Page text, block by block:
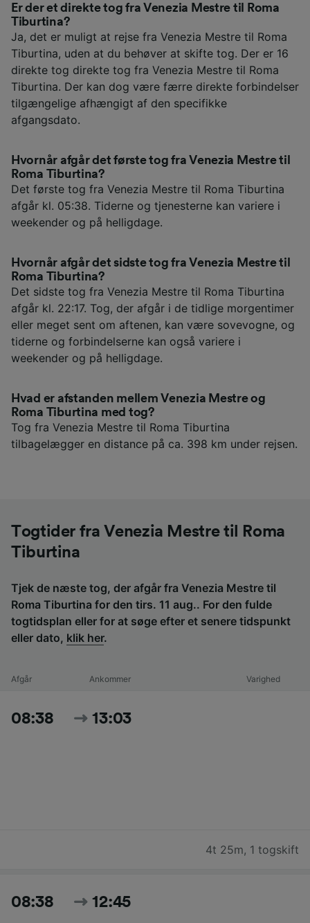
Er der et direkte tog fra Venezia Mestre til Roma
Tiburtina?
Ja, det er muligt at rejse fra Venezia Mestre til Roma
Tiburtina, uden at du behøver at skifte tog. Der er 16
direkte tog direkte tog fra Venezia Mestre til Roma
Tiburtina. Der kan dog være færre direkte forbindelser
tilgængelige afhængigt af den specifikke
afgangsdato.
Hvornår afgår det første tog fra Venezia Mestre til
Roma Tiburtina?
Det første tog fra Venezia Mestre til Roma Tiburtina
afgår kl. 05:38. Tiderne og tjenesterne kan variere i
weekender og på helligdage.
Hvornår afgår det sidste tog fra Venezia Mestre til
Roma Tiburtina?
Det sidste tog fra Venezia Mestre til Roma Tiburtina
afgår kl. 22:17. Tog, der afgår i de tidlige morgentimer
eller meget sent om aftenen, kan være sovevogne, og
tiderne og forbindelserne kan også variere i
weekender og på helligdage.
Hvad er afstanden mellem Venezia Mestre og
Roma Tiburtina med tog?
Tog fra Venezia Mestre til Roma Tiburtina
tilbagelægger en distance på ca. 398 km under rejsen.
Togtider fra Venezia Mestre til Roma
Tiburtina
Tjek de næste tog, der afgår fra Venezia Mestre til
Roma Tiburtina for den tirs. 11 aug.. For den fulde
togtidsplan eller for at søge efter et senere tidspunkt
eller dato, klik her.
Afgår Ankommer Varighed
08:38 13:03
4t 25m, 1 togskift
08:38 12:45